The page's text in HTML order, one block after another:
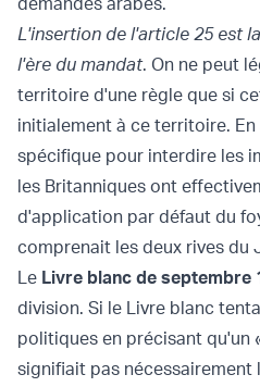
L'insertion de l'article 25 est
l'ère du mandat. On ne peut
territoire d'une règle que si
initialement à ce territoire.
spécifique pour interdire les
les Britanniques ont
d'application par défaut du
comprenait les deux rives du
Le Livre blanc de septembre
division. Si le Livre blanc
politiques en précisant qu'un
signifiait pas